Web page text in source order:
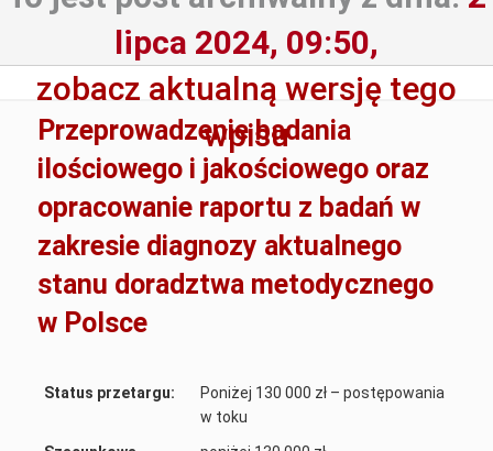
lipca 2024, 09:50,
zobacz aktualną wersję tego
wpisu
Przeprowadzenie badania
ilościowego i jakościowego oraz
opracowanie raportu z badań w
zakresie diagnozy aktualnego
stanu doradztwa metodycznego
w Polsce
Status przetargu:
Poniżej 130 000 zł – postępowania
w toku